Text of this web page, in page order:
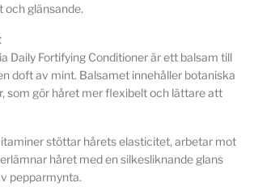
glänsande.
Daily Fortifying Conditioner är ett balsam till
doft av mint. Balsamet innehåller botaniska
som gör håret mer flexibelt och lättare att
stöttar hårets elasticitet, arbetar mot
håret med en silkesliknande glans
pepparmynta.